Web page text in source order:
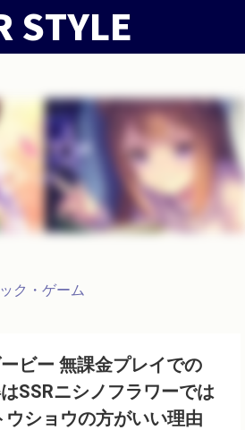
ク・ゲーム
ビー 無課金プレイでの
SSRニシノフラワーでは
ウショウの方がいい理由